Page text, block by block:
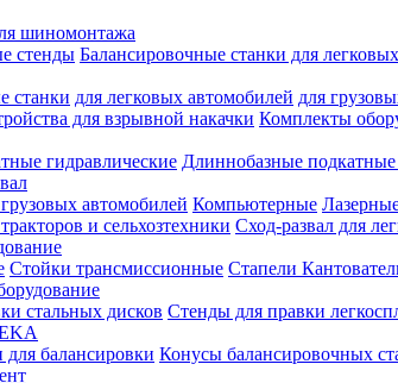
шиномонтажа
стенды Балансировочные станки для
станки для легковых автомобилей для
для взрывной накачки Комплекты
гидравлические Длиннобазные
автомобилей Компьютерные
и сельхозтехники Сход-развал для
Стойки трансмиссионные Стапели
стальных дисков Стенды для правки
балансировки Конусы балансировочных